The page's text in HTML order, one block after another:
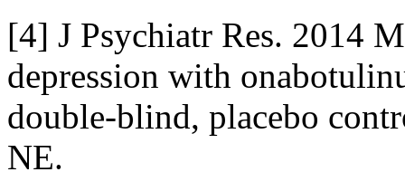
[4] J Psychiatr Res. 2014
depression with
double-blind, placebo
NE.